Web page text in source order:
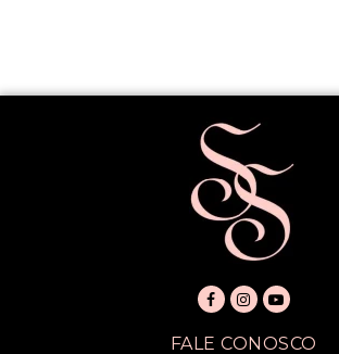
FALE CONOSCO